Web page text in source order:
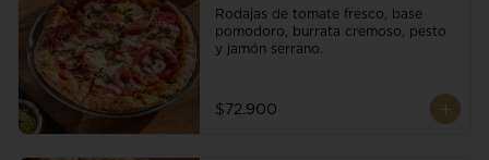
Rodajas de tomate fresco, base
pomodoro, burrata cremoso, pesto
y jamón serrano.
$72.900